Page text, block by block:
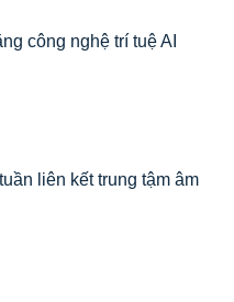
công nghệ trí tuệ AI
liên kết trung tậm âm